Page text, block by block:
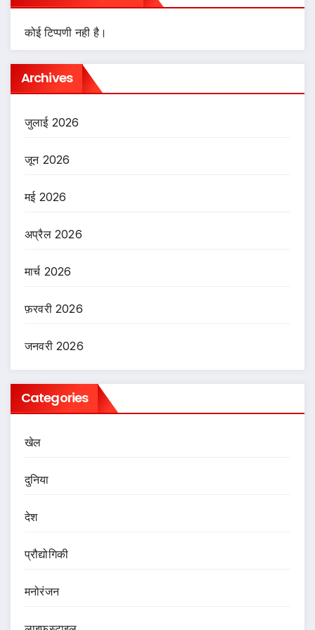
कोई टिप्पणी नही है।
Archives
जुलाई 2026
जून 2026
मई 2026
अप्रैल 2026
मार्च 2026
फ़रवरी 2026
जनवरी 2026
Categories
खेल
दुनिया
देश
प्रौद्योगिकी
मनोरंजन